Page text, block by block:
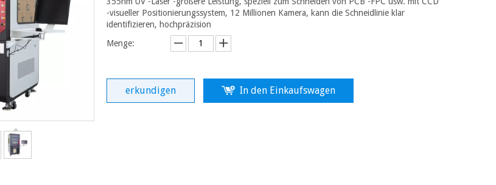
-visueller Positionierungssystem, 12 Millionen Kamera, kann die Schneidlinie klar
identifizieren, hochpräzision
Menge:
erkundigen In den Einkaufswagen